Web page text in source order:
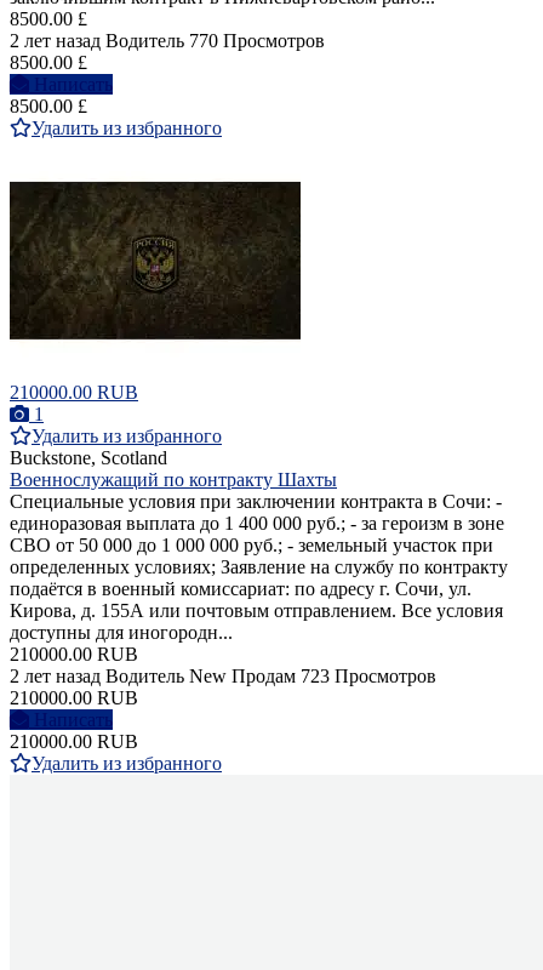
8500.00 £
2 лет назад Водитель 770 Просмотров
8500.00 £
Написать
8500.00 £
Удалить из избранного
210000.00 RUB
1
Удалить из избранного
Buckstone, Scotland
Военнослужащий по контракту Шахты
Специальные условия при заключении контракта в Сочи: -
единоразовая выплата до 1 400 000 руб.; - за героизм в зоне
СВО от 50 000 до 1 000 000 руб.; - земельный участок при
определенных условиях; Заявление на службу по контракту
подаётся в военный комиссариат: по адресу г. Сочи, ул.
Кирова, д. 155А или почтовым отправлением. Все условия
доступны для иногородн...
210000.00 RUB
2 лет назад Водитель New Продам 723 Просмотров
210000.00 RUB
Написать
210000.00 RUB
Удалить из избранного